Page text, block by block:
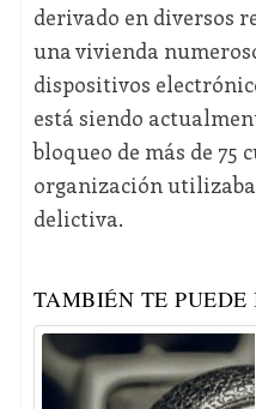
derivado en diversos
una vivienda
dispositivos
está siendo
bloqueo de más de 75
organización
delictiva.
TAMBIÉN TE PUEDE